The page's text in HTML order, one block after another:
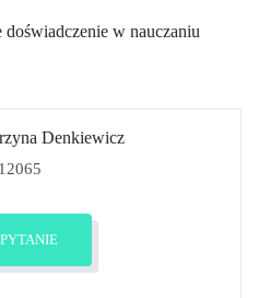
doświadczenie w nauczaniu
Denkiewicz